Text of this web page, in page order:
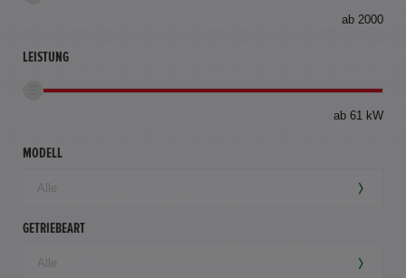
ab 2000
LEISTUNG
ab 61 kW
MODELL
GETRIEBEART